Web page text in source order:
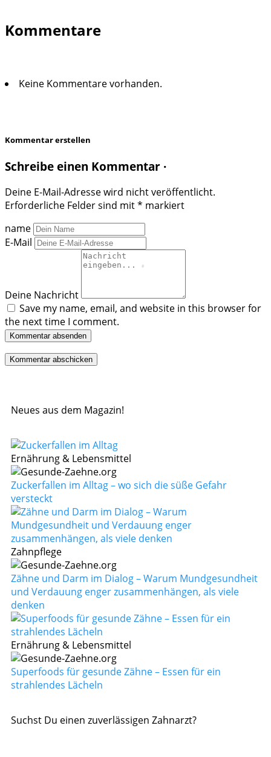
Kommentare
Keine Kommentare vorhanden.
Kommentar erstellen
Schreibe einen Kommentar ·
Deine E-Mail-Adresse wird nicht veröffentlicht.
Erforderliche Felder sind mit* markiert
name
E-Mail
Deine Nachricht
Save my name, email, and website in this browser for
the next time I comment.
Kommentar absenden
Neues aus dem Magazin!
Ernährung & Lebensmittel
Zuckerfallen im Alltag – wo sich die süße Gefahr
versteckt
Zahnpflege
Zähne und Darm im Dialog – Warum Mundgesundheit
und Verdauung enger zusammenhängen, als viele
denken
Ernährung & Lebensmittel
Superfoods für gesunde Zähne – Essen für ein
strahlendes Lächeln
Suchst Du einen zuverlässigen Zahnarzt?